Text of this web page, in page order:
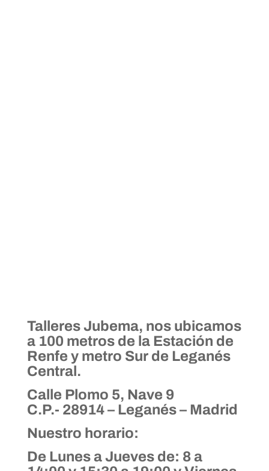
Talleres Jubema, nos ubicamos
a 100 metros de la Estación de
Renfe y metro Sur de Leganés
Central.
Calle Plomo 5, Nave 9
C.P.- 28914 – Leganés – Madrid
Nuestro horario:
De Lunes a Jueves de: 8 a